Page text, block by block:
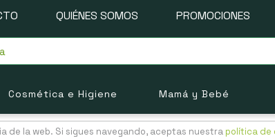
QUIÉNES SOMOS PROMOCIONES
Cosmética e Higiene Mamá y Bebé
de la web. Si sigues navegando, aceptas nuestra política de